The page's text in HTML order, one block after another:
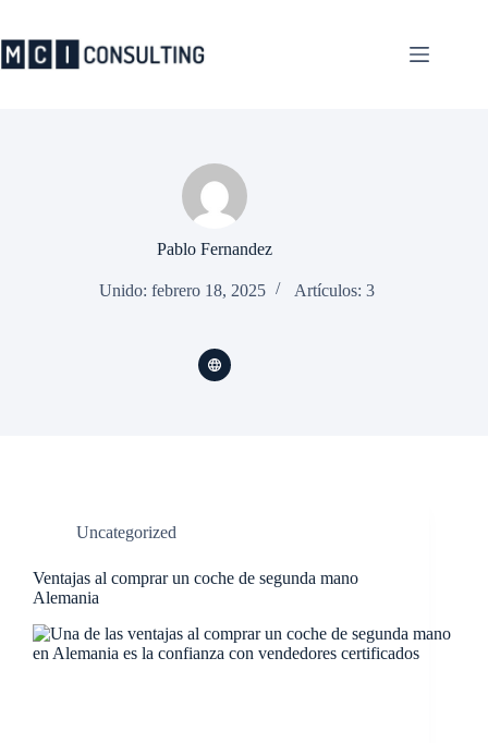
contenido
Pablo Fernandez
Unido: febrero 18, 2025 Artículos: 3
Uncategorized
Ventajas al comprar un coche de segunda mano
Alemania